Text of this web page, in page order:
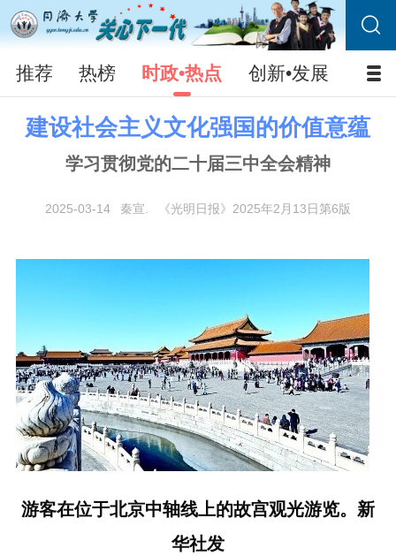
推荐 热榜 时政•热点 创新•发展 校
建设社会主义文化强国的价值意蕴
学习贯彻党的二十届三中全会精神
2025-03-14 秦宣. 《光明日报》2025年2月13日第6版
游客在位于北京中轴线上的故宫观光游览。新
华社发